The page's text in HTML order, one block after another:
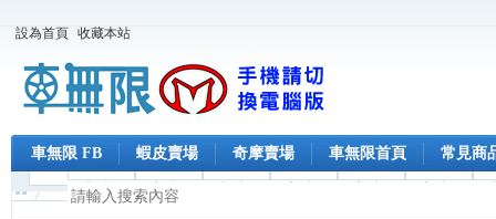
設為首頁 收藏本站
車無限 FB 蝦皮賣場 奇摩賣場 車無限首頁 常見商